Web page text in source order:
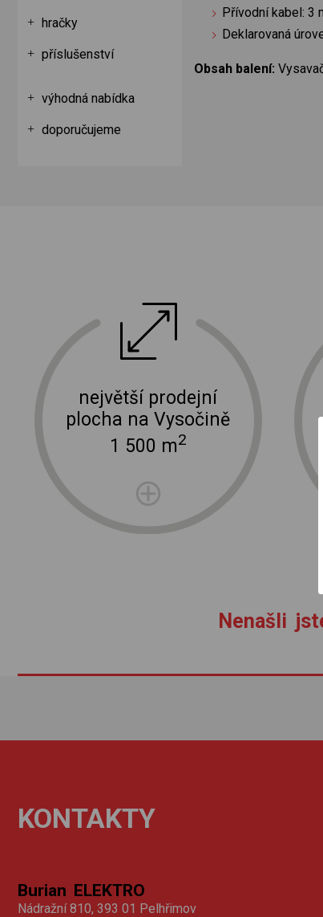
Přívodní kabel: 3
Deklarovaná
Obsah balení:
hračky
příslušenství
výhodná nabídka
doporučujeme
největší prodejní
plocha na Vysočině
1 500 m2
doprava a instalace elektro
Nenašli
KONTAKTY
Burian ELEKTRO
Nádražní 810, 393 01 Pelhřimov